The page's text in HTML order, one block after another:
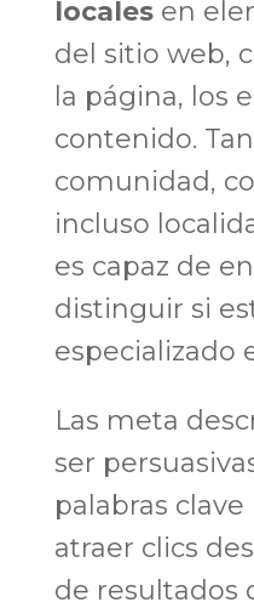
localesen
del sitio web,
la página, los
contenido.
comunidad,
incluso
es capaz de
distinguir si
especializado
Las meta
ser
palabras clave
atraer clics
de resultados